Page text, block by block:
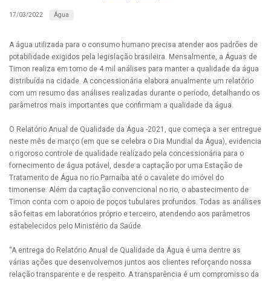
17/03/2022 Água
A água utilizada para o consumo humano precisa atender aos padrões de
potabilidade exigidos pela legislação brasileira. Mensalmente, a Águas de
Timon realiza em torno de 4 mil análises para manter a qualidade da água
distribuída na cidade. A concessionária elabora anualmente um relatório
com um resumo das análises realizadas durante o período, detalhando os
parâmetros mais importantes que confirmam a qualidade da água.
O Relatório Anual de Qualidade da Água -2021, que começa a ser entregue
neste mês de março (em que se celebra o Dia Mundial da Água), evidencia
o rigoroso controle de qualidade realizado pela concessionária para o
fornecimento de água potável, desde a captação por uma Estação de
Tratamento de Água no rio Parnaíba até o cavalete do imóvel do
timonense. Além da captação convencional no rio, o abastecimento de
Timon conta com o apoio de poços tubulares profundos. Todas as análises
são feitas em laboratórios próprio e terceiro, atendendo aos parâmetros
estabelecidos pelo Ministério da Saúde.
“A entrega do Relatório Anual de Qualidade da Água é uma dentre as
várias ações que desenvolvemos juntos aos clientes reforçando nossa
relação transparente e de respeito. A transparência é um compromisso da